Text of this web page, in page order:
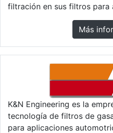
filtración en sus filtros para
Más
K&N Engineering es la
tecnología de filtros de
para aplicaciones